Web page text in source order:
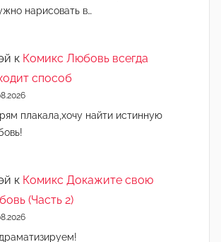
нарисовать в…
к Комикс Любовь всегда
способ
плакала,хочу найти истинную
к Комикс Докажите свою
(Часть 2)